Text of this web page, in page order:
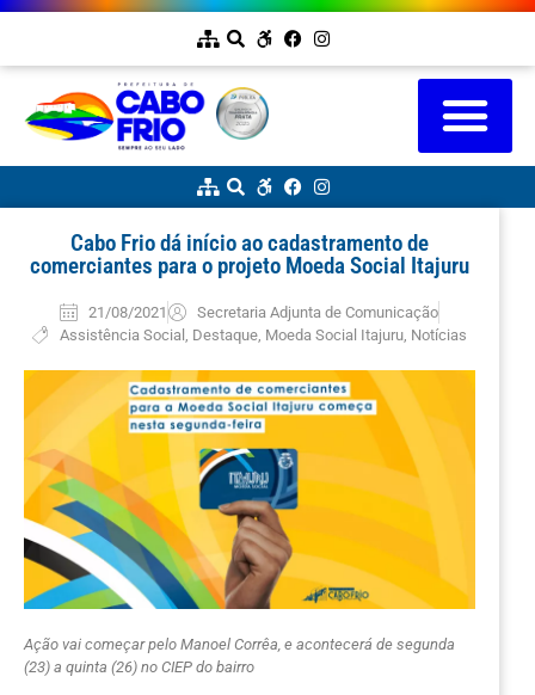
Cabo Frio dá início ao cadastramento de
comerciantes para o projeto Moeda Social Itajuru
21/08/2021
Secretaria Adjunta de Comunicação
Assistência Social Destaque Moeda Social Itajuru Notícias
Ação vai começar pelo Manoel Corrêa, e acontecerá de segunda
(23) a quinta (26) no CIEP do bairro